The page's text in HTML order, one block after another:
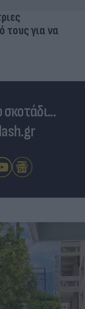
σκοτάδι...